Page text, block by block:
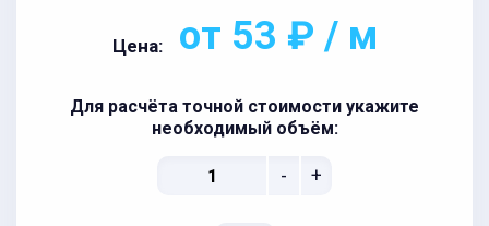
Цена: от 53 ₽ / м
Для расчёта точной стоимости укажите
необходимый объём:
- +